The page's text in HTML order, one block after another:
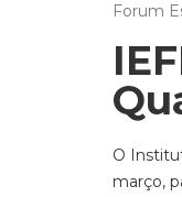
Forum
O
março,